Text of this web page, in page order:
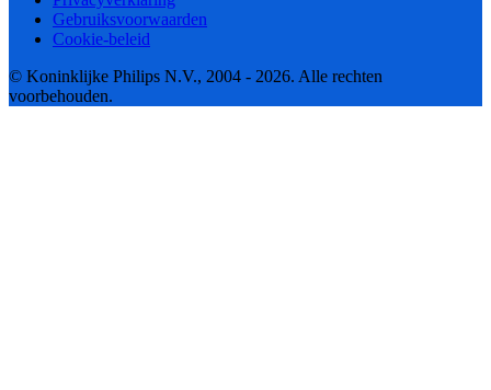
Gebruiksvoorwaarden
Cookie-beleid
© Koninklijke Philips N.V., 2004 - 2026. Alle rechten
voorbehouden.